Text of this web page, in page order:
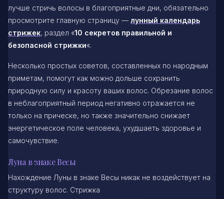
лучше стричь волосы в благоприятные дни, обязательно
просмотрите главную страницу — лунный календарь
стрижек, раздел «10 секретов правильной и
безопасной стрижки«.
Несколько простых советов, составленных по народным
приметам, помогут как можно дольше сохранить
природную силу и красоту ваших волос. Обрезание волос
в неблагоприятный период негативно отражается не
только на прическе, но также значительно снижает
энергетическое поле человека, ухудшаеть здоровье и
самочувствие.
Луна в знаке Весы
Нахождение Луны в знаке Весы никак не воздействует на
структуру волос. Стрижка